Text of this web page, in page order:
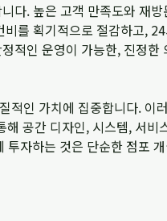
다. 높은 고객 만족도와 재방
를 획기적으로 절감하고,
적인 운영이 가능한, 진정한
적인 가치에 집중합니다. 이
공간 디자인, 시스템, 서비
투자하는 것은 단순한 점포